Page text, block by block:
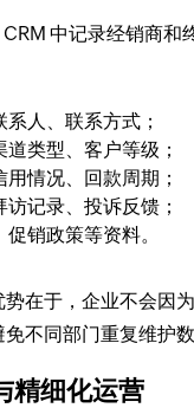
中记录经销商和
人、联系方式；
类型、客户等级；
情况、回款周期；
记录、投诉反馈；
销政策等资料。
在于，企业不会因
不同部门重复维护数
精细化运营